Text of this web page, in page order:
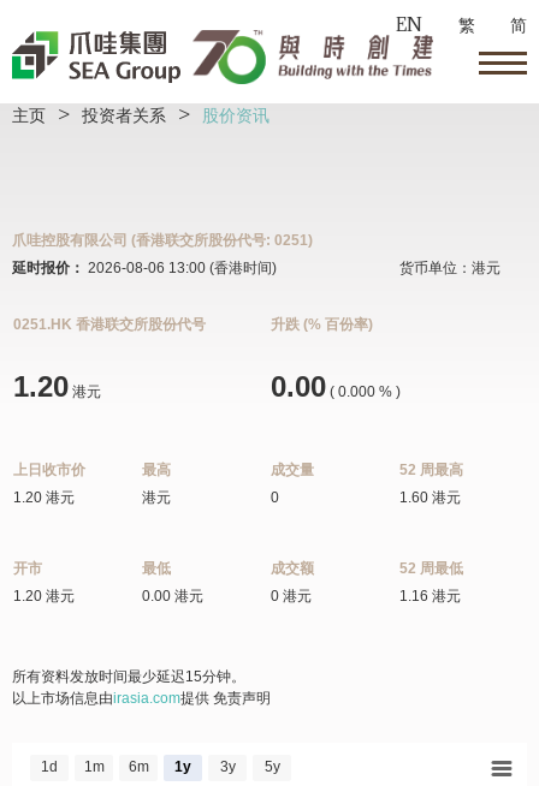
EN 繁 简
主页 > 投资者关系 > 股价资讯